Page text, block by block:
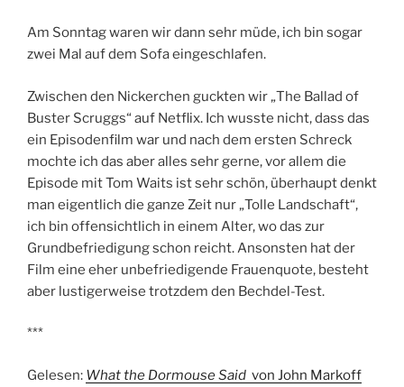
Am Sonntag waren wir dann sehr müde, ich bin sogar
zwei Mal auf dem Sofa eingeschlafen.
Zwischen den Nickerchen guckten wir „The Ballad of
Buster Scruggs“ auf Netflix. Ich wusste nicht, dass das
ein Episodenfilm war und nach dem ersten Schreck
mochte ich das aber alles sehr gerne, vor allem die
Episode mit Tom Waits ist sehr schön, überhaupt denkt
man eigentlich die ganze Zeit nur „Tolle Landschaft“,
ich bin offensichtlich in einem Alter, wo das zur
Grundbefriedigung schon reicht. Ansonsten hat der
Film eine eher unbefriedigende Frauenquote, besteht
aber lustigerweise trotzdem den Bechdel-Test.
***
Gelesen: What the Dormouse Said von John Markoff